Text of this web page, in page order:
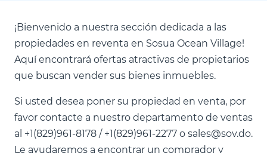
¡Bienvenido a nuestra sección dedicada a las
propiedades en reventa en Sosua Ocean Village!
Aquí encontrará ofertas atractivas de propietarios
que buscan vender sus bienes inmuebles.
Si usted desea poner su propiedad en venta, por
favor contacte a nuestro departamento de ventas
al +1(829)961-8178 / +1(829)961-2277 o sales@sov.do.
Le ayudaremos a encontrar un comprador y